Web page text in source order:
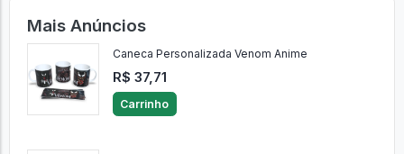
Mais Anúncios
Caneca Personalizada Venom Anime
R$ 37,71
Carrinho